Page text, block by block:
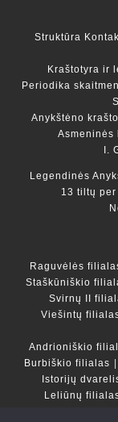
Struktūra
Kraštotyra ir
Periodika
Anykštėno
Asmeninės
I.
Legendinės
13 tiltų
Raguvėlės
Staškūniškio
Svirnų II
Viešintų
Andrioniškio
Burbiškio filialas
Istorijų
Leliūnų